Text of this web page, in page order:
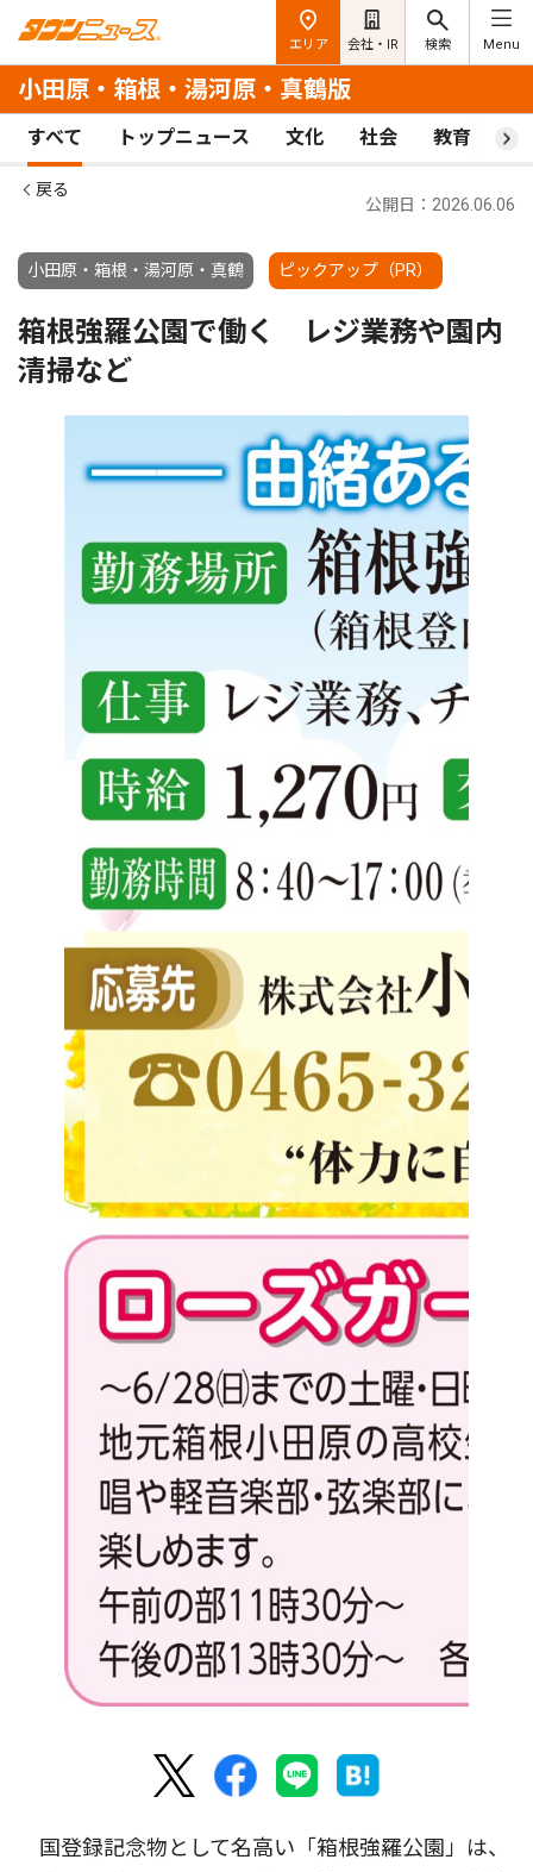
エリア 会社・IR 検索 Menu
小田原・箱根・湯河原・真鶴版
すべて トップニュース 文化 社会 教育 ス
戻る
小田原・箱根・湯河原・真鶴 ピックアップ（PR）
公開日：2026.06.06
箱根強羅公園で働く レジ業務や園内
清掃など
国登録記念物として名高い「箱根強羅公園」は、